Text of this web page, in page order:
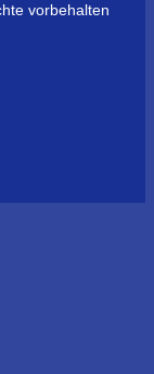
vorbehalten